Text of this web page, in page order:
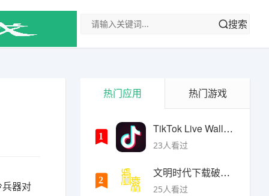
搜索
器对
热门应用 热门游戏
1
TikTok Live Wallpaper
23人看过
2
文明时代下载破解版无限金币最新版
25人看过